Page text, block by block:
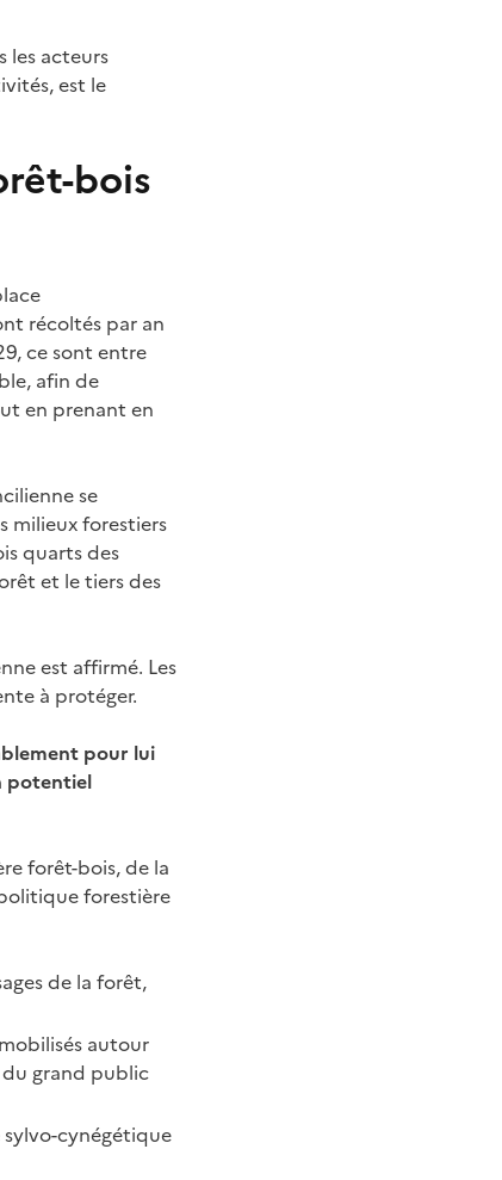
les acteurs
est le
bois
récoltés par an
ce sont entre
afin de
en prenant en
se
milieux forestiers
quarts des
et le tiers des
est affirmé. Les
à protéger.
pour lui
potentiel
forêt-bois, de la
forestière
de la forêt,
autour
grand public
cynégétique